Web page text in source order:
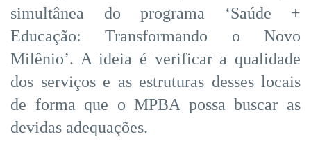
simultânea do programa ‘Saúde +
Educação: Transformando o Novo
Milênio’. A ideia é verificar a qualidade
dos serviços e as estruturas desses locais
de forma que o MPBA possa buscar as
devidas adequações.